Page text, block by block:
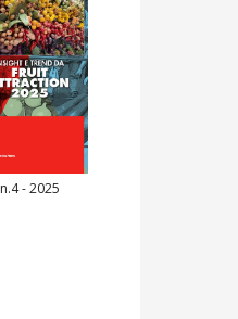
n.4 - 2025